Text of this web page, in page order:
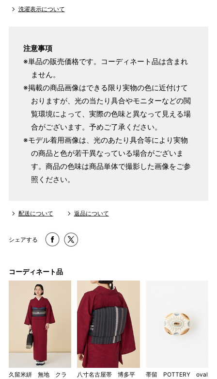
洗濯表示について
注意事項
※単品の販売価格です。コーディネート品は含まれ
ません。
※掲載の商品画像はできる限り実物の色に近付けて
おりますが、光の当たり具合やモニターなどの閲
覧環境によって、実際の色味と異なって見える場
合がございます。予めご了承ください。
※モデル着用画像は、光のあたり具合等により実物
の商品と色が若干異なっている場合がございま
す。商品の色味は商品単体で撮影した画像をご参
照ください。
配送について 返品について
シェアする
コーディネート品
久留米絣 無地 クラ 八寸名古屋帯 博多平 帯留 POTTERY oval